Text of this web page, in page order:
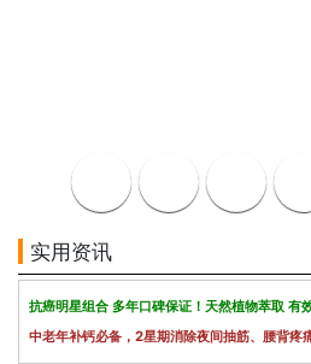
实用资讯
抗癌明星组合 多年口碑保证！天然植物萃取 有
中老年补钙必备，2星期消除夜间抽筋、腰背疼